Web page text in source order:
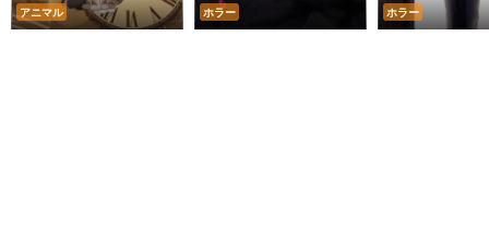
アニマル ホラー ホラー